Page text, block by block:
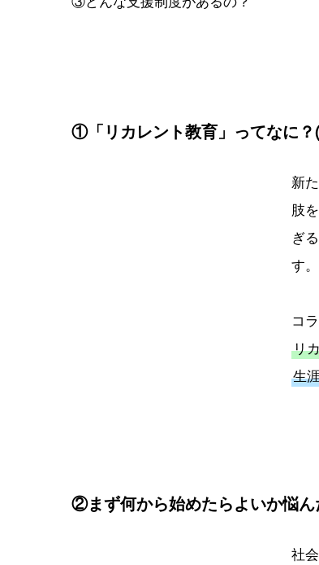
①「リカレント教育」ってなに？
新
肢
ぎ
す。
コ
リ
生
②まず何から始めたらよいか悩ん
社